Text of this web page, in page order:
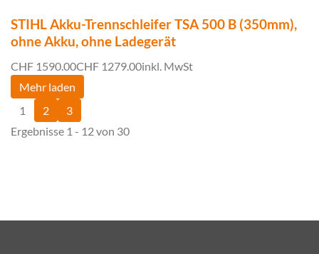
STIHL Akku-Trennschleifer TSA 500 B (350mm),
ohne Akku, ohne Ladegerät
CHF 1590.00CHF 1279.00inkl. MwSt
Mehr laden
1
2
3
Ergebnisse 1 - 12 von 30